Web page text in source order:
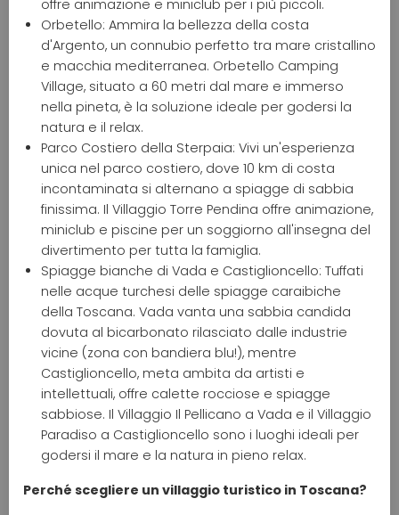
offre animazione e miniclub per i più piccoli.
Orbetello: Ammira la bellezza della costa
d'Argento, un connubio perfetto tra mare cristallino
e macchia mediterranea. Orbetello Camping
Village, situato a 60 metri dal mare e immerso
nella pineta, è la soluzione ideale per godersi la
natura e il relax.
Parco Costiero della Sterpaia: Vivi un'esperienza
unica nel parco costiero, dove 10 km di costa
incontaminata si alternano a spiagge di sabbia
finissima. Il Villaggio Torre Pendina offre animazione,
miniclub e piscine per un soggiorno all'insegna del
divertimento per tutta la famiglia.
Spiagge bianche di Vada e Castiglioncello: Tuffati
nelle acque turchesi delle spiagge caraibiche
della Toscana. Vada vanta una sabbia candida
dovuta al bicarbonato rilasciato dalle industrie
vicine (zona con bandiera blu!), mentre
Castiglioncello, meta ambita da artisti e
intellettuali, offre calette rocciose e spiagge
sabbiose. Il Villaggio Il Pellicano a Vada e il Villaggio
Paradiso a Castiglioncello sono i luoghi ideali per
godersi il mare e la natura in pieno relax.
Perché scegliere un villaggio turistico in Toscana?